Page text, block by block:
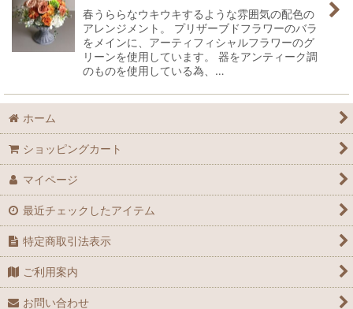
絞り込む
春うららなウキウキするような雰囲気の配色の
アレンジメント。 プリザーブドフラワーのバラ
をメインに、アーティフィシャルフラワーのグ
リーンを使用しています。 器をアンティーク調
のものを使用している為、…
ホーム
ショッピングカート
マイページ
最近チェックしたアイテム
特定商取引法表示
ご利用案内
お問い合わせ